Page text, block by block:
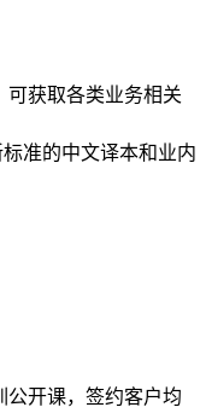
可获取各类业务相关
准的中文译本和业内
公开课，签约客户均